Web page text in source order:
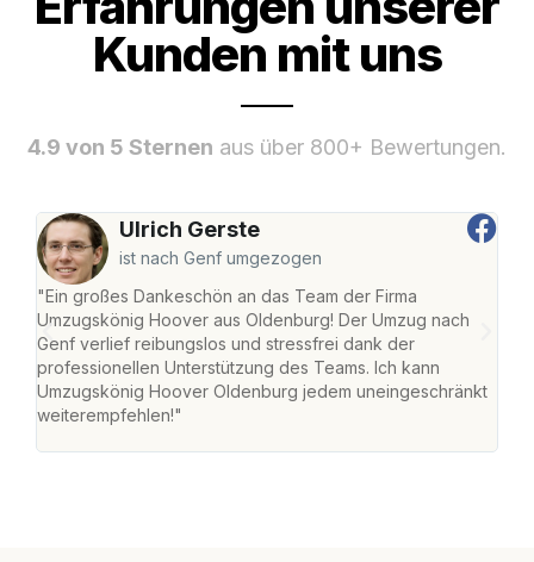
Kunden mit uns
4.9 von 5 Sternen aus über 800+ Bewertungen.
Ulrich Gerste
ist nach Genf umgezogen
"Ein großes Dankeschön an das Team der Firma
Umzugskönig Hoover aus Oldenburg! Der Umzug nach
Genf verlief reibungslos und stressfrei dank der
professionellen Unterstützung des Teams. Ich kann
Umzugskönig Hoover Oldenburg jedem uneingeschränkt
weiterempfehlen!"